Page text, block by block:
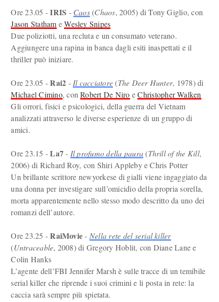
Ore 23.05 -IRIS - Caos(Chaos, 2005) di Tony Giglio, con
Jason Statham eWesley Snipes
Due poliziotti, una recluta e un consumato veterano.
Aggiungere una rapina in banca dagli esiti inaspettati e il
thriller può iniziare.
Ore 23.05 -Rai2 - Il cacciatore(The Deer Hunter, 1978) di
Michael Cimino, conRobert De Niro eChristopher Walken
Gli orrori, fisici e psicologici, della guerra del Vietnam
analizzati attraverso le diverse esperienze di un gruppo di
amici.
Ore 23.15 -La7- Il profumo della paura(Thrill of the Kill,
2006) di Richard Roy, con Shiri Appleby e Chris Potter
Un brillante scrittore newyorkese di gialli viene ingaggiato da
una donna per investigare sull’omicidio della propria sorella,
morta apparentemente nello stesso modo descritto da uno dei
romanzi dell’autore.
Ore 23.25 -RaiMovie- Nella rete del serial killer
(Untraceable, 2008) di Gregory Hoblit, con Diane Lane e
Colin Hanks
L’agente dell’FBI Jennifer Marsh è sulle tracce di un temibile
serial killer che riprende i suoi crimini e li posta in rete: la
caccia sarà sempre più spietata.